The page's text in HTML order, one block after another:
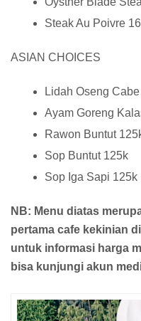
Steak Au Poivre
ASIAN CHOICES
Lidah Oseng
Ayam Goreng
Rawon Buntut
Sop Buntut 125k
Sop Iga Sapi 125k
NB: Menu diatas
pertama cafe kekinian
untuk informasi harga
bisa kunjungi akun